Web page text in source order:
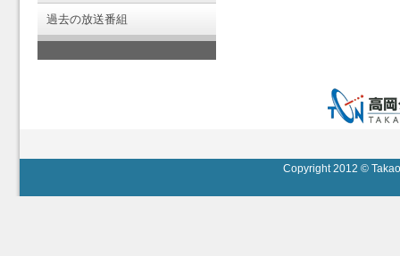
過去の放送番組
Copyright 2012 ©